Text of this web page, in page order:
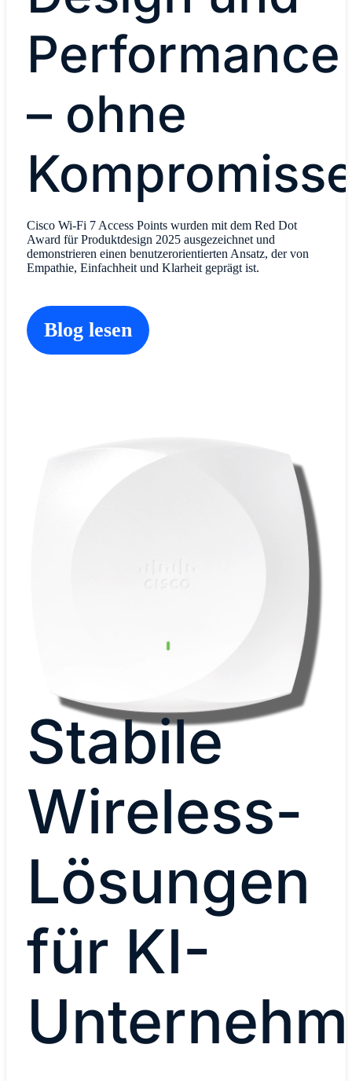
Performance
– ohne
Cisco Wi-Fi 7 Access Points wurden mit dem Red Dot
Award für Produktdesign 2025 ausgezeichnet und
demonstrieren einen benutzerorientierten Ansatz, der von
Empathie, Einfachheit und Klarheit geprägt ist.
Blog lesen
Stabile
Wireless-
Lösungen
für KI-